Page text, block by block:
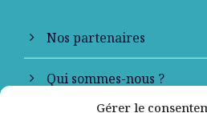
Gérer le
Nos partenaires
Qui sommes-nous ?